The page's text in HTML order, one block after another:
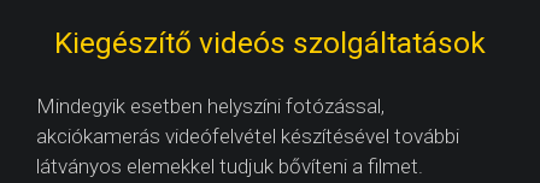
Kiegészítő videós szolgáltatások
Mindegyik esetben helyszíni fotózással,
akciókamerás videófelvétel készítésével további
látványos elemekkel tudjuk bővíteni a filmet.